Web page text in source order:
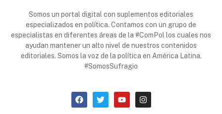
Somos un portal digital con suplementos editoriales
especializados en política. Contamos con un grupo de
especialistas en diferentes áreas de la #ComPol los cuales nos
ayudan mantener un alto nivel de nuestros contenidos
editoriales. Somos la voz de la política en América Latina.
#SomosSufragio